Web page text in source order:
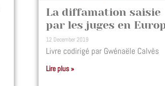
La diffamation saisie
par les juges en
12 December 2019
Livre codirigé par Gwénaële Calvès
Lire plus »